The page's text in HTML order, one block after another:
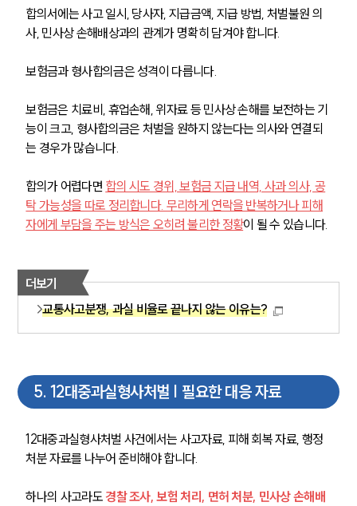
합의서에는 사고 일시, 당사자, 지급금액, 지급 방법, 처벌불원 의
사, 민사상 손해배상과의 관계가 명확히 담겨야 합니다.
보험금과 형사합의금은 성격이 다릅니다.
보험금은 치료비, 휴업손해, 위자료 등 민사상 손해를 보전하는 기
능이 크고, 형사합의금은 처벌을 원하지 않는다는 의사와 연결되
는 경우가 많습니다.
합의가 어렵다면 합의 시도 경위, 보험금 지급 내역, 사과 의사, 공
탁 가능성을 따로 정리합니다. 무리하게 연락을 반복하거나 피해
자에게 부담을 주는 방식은 오히려 불리한 정황이 될 수 있습니다.
더보기
교통사고분쟁, 과실 비율로 끝나지 않는 이유는?
5. 12대중과실형사처벌 | 필요한 대응 자료
12대중과실형사처벌 사건에서는 사고자료, 피해 회복 자료, 행정
처분 자료를 나누어 준비해야 합니다.
하나의 사고라도 경찰 조사, 보험 처리, 면허 처분, 민사상 손해배